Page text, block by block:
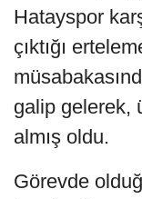
Hatayspor
çıktığı
galip gelerek,
almış oldu.
Görevde